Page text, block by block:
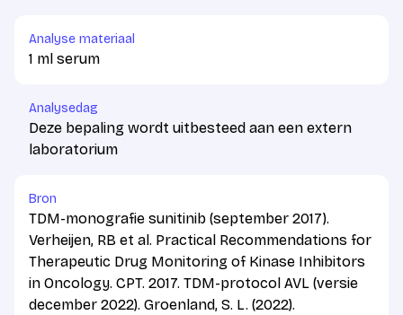
Analyse materiaal
1 ml serum
Analysedag
Deze bepaling wordt uitbesteed aan een extern
laboratorium
Bron
TDM-monografie sunitinib (september 2017).
Verheijen, RB et al. Practical Recommendations for
Therapeutic Drug Monitoring of Kinase Inhibitors
in Oncology. CPT. 2017. TDM-protocol AVL (versie
december 2022). Groenland, S. L. (2022).